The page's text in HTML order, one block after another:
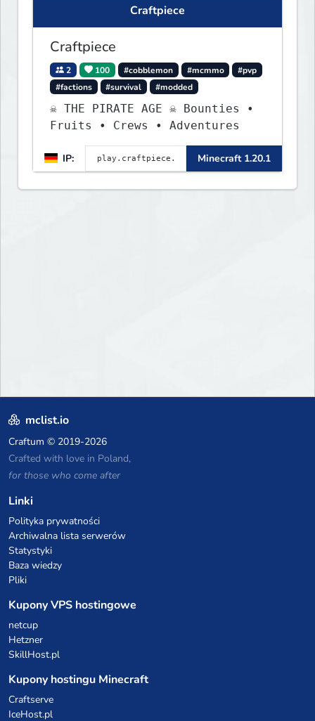
Craftpiece
Craftpiece
2 100 #cobblemon #mcmmo
#pvp
#factions
#survival #modded
☠ THE PIRATE AGE ☠ Bounties •
Fruits • Crews • Adventures
IP: Minecraft 1.20.1
mclist.io
Craftum © 2019-2026
Crafted with love in Poland,
for those who come after
Linki
Polityka prywatności
Archiwalna lista serwerów
Statystyki
Baza wiedzy
Pliki
Kupony VPS hostingowe
netcup
Hetzner
SkillHost.pl
Kupony hostingu Minecraft
Craftserve
IceHost.pl